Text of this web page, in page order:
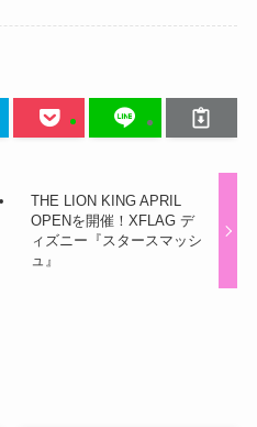
THE LION KING APRIL
OPENを開催！XFLAG デ
ィズニー『スタースマッシ
ュ』